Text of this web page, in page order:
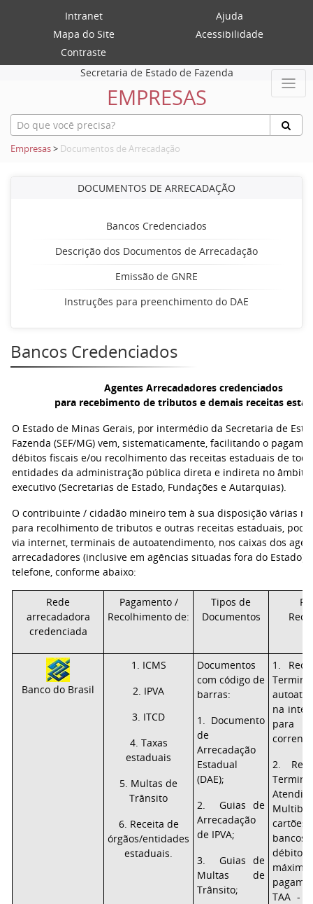
Intranet
Ajuda
Mapa do Site
Acessibilidade
Contraste
Secretaria de Estado de Fazenda
EMPRESAS
Empresas> Documentos de Arrecadação
DOCUMENTOS DE ARRECADAÇÃO
Bancos Credenciados
Descrição dos Documentos de Arrecadação
Emissão de GNRE
Instruções para preenchimento do DAE
Bancos Credenciados
Agentes Arrecadadores credenciados
para recebimento de tributos e demais receitas
O Estado de Minas Gerais, por intermédio da Secretaria de
Fazenda (SEF/MG) vem, sistematicamente, facilitando o
débitos fiscais e/ou recolhimento das receitas estaduais de
entidades da administração pública direta e indireta no âmbito
executivo (Secretarias de Estado, Fundações e Autarquias).
O contribuinte / cidadão mineiro tem à sua disposição várias
para recolhimento de tributos e outras receitas estaduais,
via internet, terminais de autoatendimento, nos caixas dos
arrecadadores (inclusive em agências situadas fora do Estado),
telefone, conforme abaixo:
Rede
arrecadadora
credenciada
Pagamento /
Recolhimento de:
Tipos de
Documentos
Banco do Brasil
1. ICMS
2. IPVA
3. ITCD
4. Taxas
estaduais
5. Multas de
Trânsito
6. Receita de
órgãos/entidades
estaduais.
Documentos
com código de
barras:
1. Documento
de
Arrecadação
Estadual
(DAE);
2. Guias de
Arrecadação
de IPVA;
3. Guias de
Multas de
Trânsito;
1.
na
para
2.
TAA -